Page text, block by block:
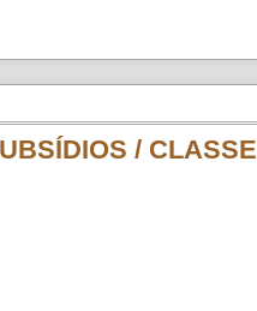
/ CLASSE